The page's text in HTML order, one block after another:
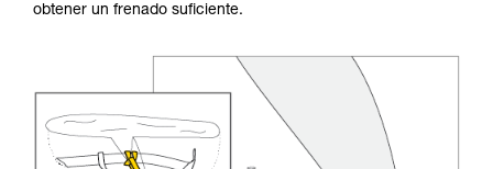
obtener un frenado suficiente.